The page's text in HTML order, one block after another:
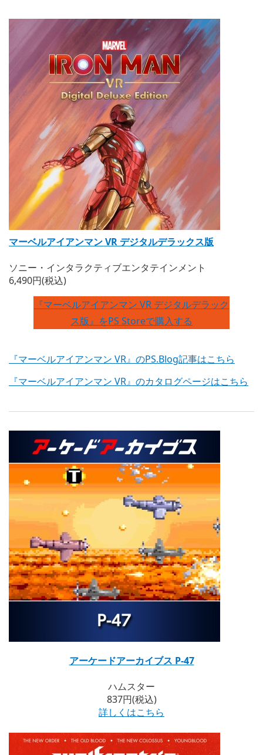
マーベルアイアンマン VR デジタルデラックス版
ソニー・インタラクティブエンタテインメント
6,490円(税込)
『マーベルアイアンマン VR デジタルデラック
ス版』をPS Storeで購入する
『マーベルアイアンマン VR』のPS.Blog記事はこちら
『マーベルアイアンマン VR』のカタログページはこちら
アーケードアーカイブス P-47
ハムスター
837円(税込)
詳しくはこちら